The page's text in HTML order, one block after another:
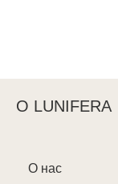
О LUNIFERA
О нас